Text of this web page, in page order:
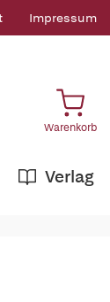
Impressum
Warenkorb
Verlag